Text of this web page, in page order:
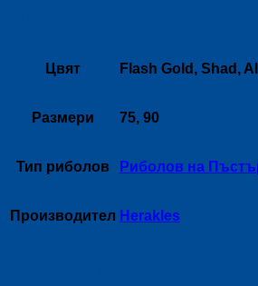
Цвят Flash Gold, Shad,
Размери 75, 90
Тип риболов Риболов на
Производител Herakles